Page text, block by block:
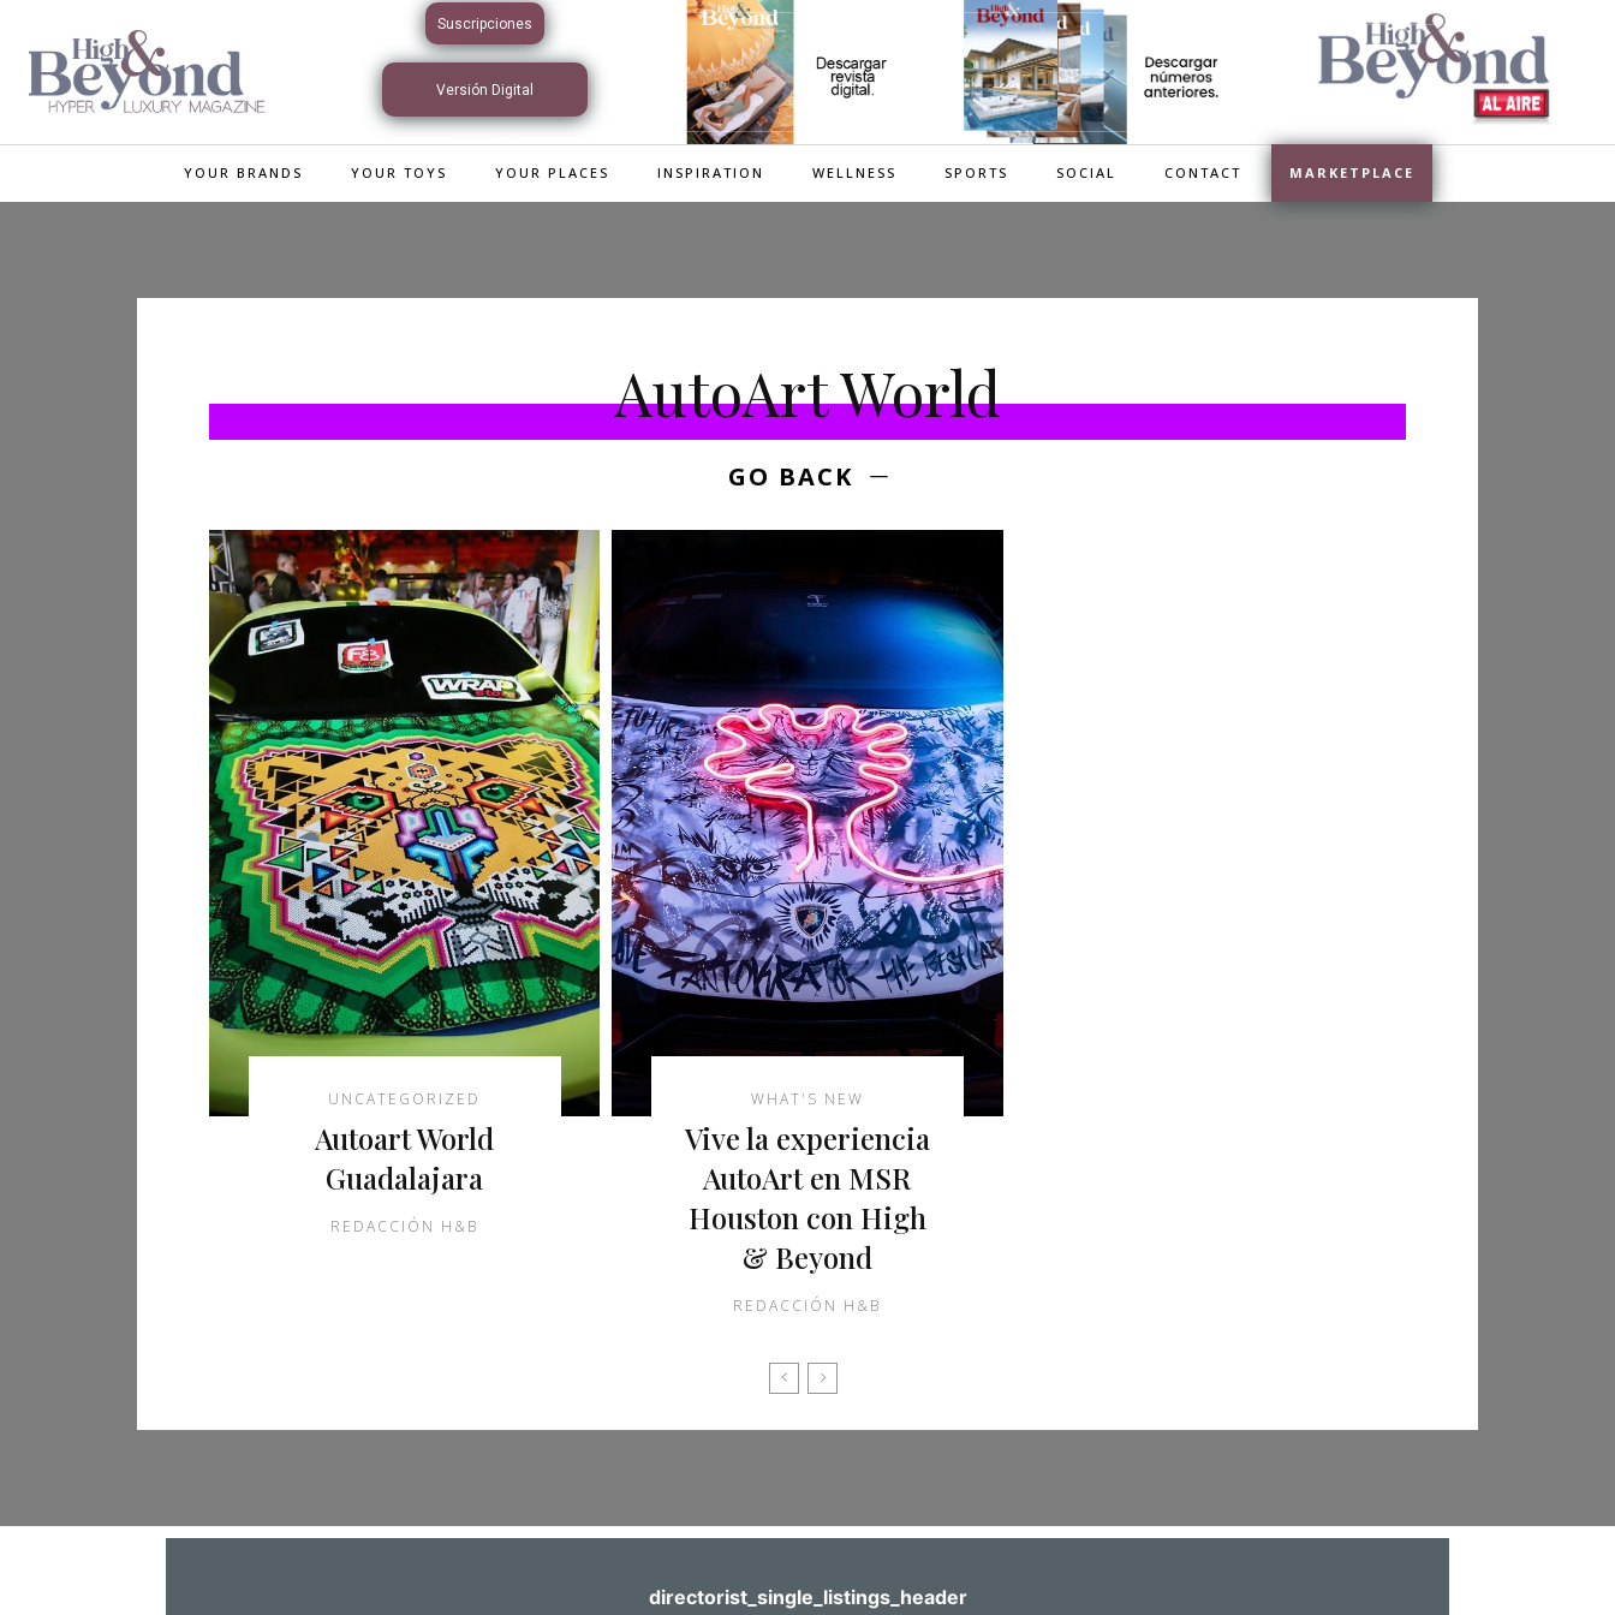
Suscripciones
Versión Digital
Interactiva
YOUR BRANDS YOUR TOYS YOUR PLACES INSPIRATION WELLNESS SPORTS SOCIAL CONTACT MARKETPLACE
AutoArt World
GO BACK
UNCATEGORIZED
Autoart World
Guadalajara
REDACCIÓN H&B
WHAT'S NEW
Vive la experiencia
AutoArt en MSR
Houston con High
& Beyond
REDACCIÓN H&B
directorist_single_listings_header